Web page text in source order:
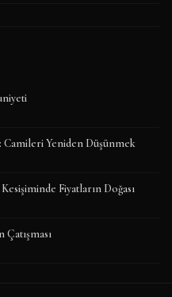
Camileri Yeniden Düşünmek
Fiyatların Doğası
Çatışması